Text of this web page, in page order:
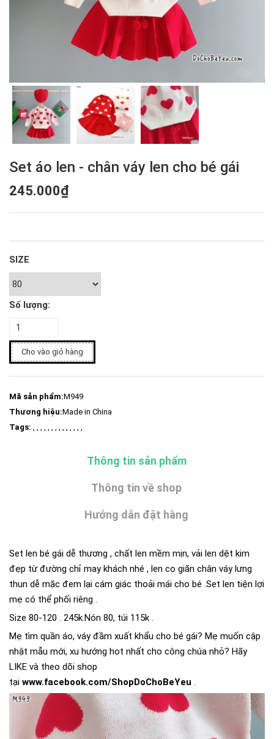
Set áo len - chân váy len cho bé gái
245.000₫
SIZE
Số lượng:
Cho vào giỏ hàng
Mã sản phẩm:M949
Thương hiệu:Made in China
Tags: , , , , , , , , , , , , , ,
Thông tin sản phẩm
Thông tin về shop
Hướng dẫn đặt hàng
Set len bé gái dễ thương , chất len mềm mịn, vải len dệt kim
đẹp từ đường chỉ may khách nhé , len co giãn chân váy lưng
thun dễ mặc đem lại cám giác thoải mái cho bé .Set len tiện lợi
mẹ có thể phối riêng .
Size 80-120 . 245k.Nón 80, túi 115k .
Mẹ tìm quần áo, váy đầm xuất khẩu cho bé gái? Mẹ muốn cập
nhật mẫu mới, xu hướng hot nhất cho công chúa nhỏ? Hãy
LIKE và theo dõi shop
tại www.facebook.com/ShopDoChoBeYeu .